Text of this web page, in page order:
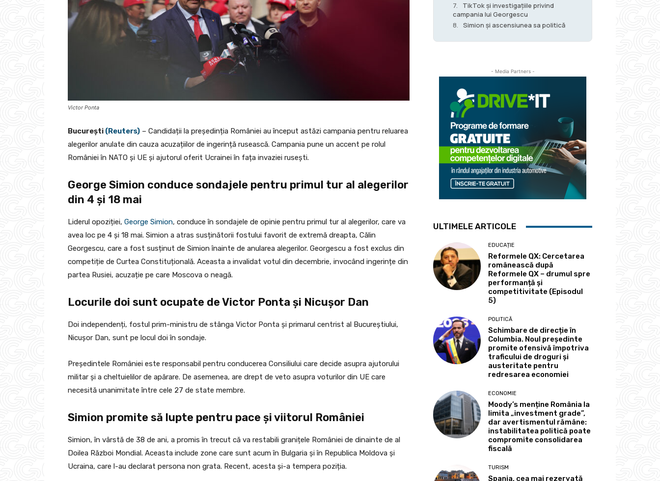
Victor Ponta
București (Reuters) – Candidații la președinția României au început astăzi campania pentru reluarea
alegerilor anulate din cauza acuzațiilor de ingerință rusească. Campania pune un accent pe rolul
României în NATO și UE și ajutorul oferit Ucrainei în fața invaziei rusești.
George Simion conduce sondajele pentru primul tur al alegerilor
din 4 și 18 mai
Liderul opoziției, George Simion, conduce în sondajele de opinie pentru primul tur al alegerilor, care va
avea loc pe 4 și 18 mai. Simion a atras susținătorii fostului favorit de extremă dreapta, Călin
Georgescu, care a fost susținut de Simion înainte de anularea alegerilor. Georgescu a fost exclus din
competiție de Curtea Constituțională. Aceasta a invalidat votul din decembrie, invocând ingerințe din
partea Rusiei, acuzație pe care Moscova o neagă.
Locurile doi sunt ocupate de Victor Ponta și Nicușor Dan
Doi independenți, fostul prim-ministru de stânga Victor Ponta și primarul centrist al Bucureștiului,
Nicușor Dan, sunt pe locul doi în sondaje.
Președintele României este responsabil pentru conducerea Consiliului care decide asupra ajutorului
militar și a cheltuielilor de apărare. De asemenea, are drept de veto asupra voturilor din UE care
necesită unanimitate între cele 27 de state membre.
Simion promite să lupte pentru pace și viitorul României
Simion, în vârstă de 38 de ani, a promis în trecut că va restabili granițele României de dinainte de al
Doilea Război Mondial. Aceasta include zone care sunt acum în Bulgaria și în Republica Moldova și
Ucraina, care l-au declarat persona non grata. Recent, acesta și-a tempera poziția.
TikTok și investigațiile privind
campania lui Georgescu
Simion și ascensiunea sa politică
- Media Partners -
ULTIMELE ARTICOLE
EDUCAȚIE
Reformele QX: Cercetarea
românească după
Reformele QX – drumul spre
performanță și
competitivitate (Episodul
5)
POLITICĂ
Schimbare de direcție în
Columbia. Noul președinte
promite ofensivă împotriva
traficului de droguri și
austeritate pentru
redresarea economiei
ECONOMIE
Moody’s menține România la
limita „investment grade”,
dar avertismentul rămâne:
instabilitatea politică poate
compromite consolidarea
fiscală
TURISM
Spania, cea mai rezervată